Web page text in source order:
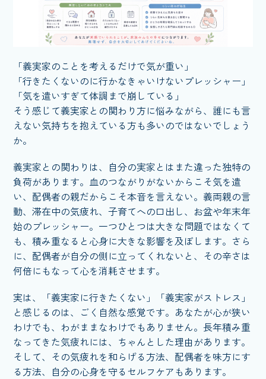
「義実家のことを考えるだけで気が重い」
「行きたくないのに行かなきゃいけないプレッシャー」
「気を遣いすぎて体調まで崩している」
そう感じて義実家との関わり方に悩みながら、誰にも言
えない気持ちを抱えている方も多いのではないでしょう
か。
義実家との関わりは、自分の実家とはまた違った独特の
負荷があります。血のつながりがないからこそ気を遣
い、配偶者の親だからこそ本音を言えない。義両親の言
動、滞在中の気疲れ、子育てへの口出し、お盆や年末年
始のプレッシャー。一つひとつは大きな問題ではなくて
も、積み重なると心身に大きな影響を及ぼします。さら
に、配偶者が自分の側に立ってくれないと、その辛さは
何倍にもなって心を消耗させます。
実は、「義実家に行きたくない」「義実家がストレス」
と感じるのは、ごく自然な感覚です。あなたが心が狭い
わけでも、わがままなわけでもありません。長年積み重
なってきた気疲れには、ちゃんとした理由があります。
そして、その気疲れを和らげる方法、配偶者を味方にす
る方法、自分の心身を守るセルフケアもあります。